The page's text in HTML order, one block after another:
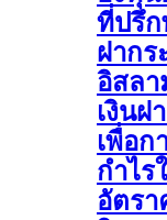
ที่ปรึก
ฝากร
อิสลา
เงินฝ
เพื่อก
กำไร
อัตรา